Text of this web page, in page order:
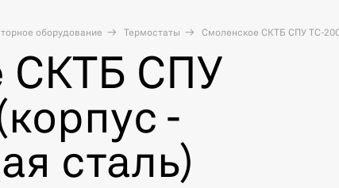
оборудование Термостаты Смоленское СКТБ СПУ ТС-
СКТБ СПУ
-
сталь)